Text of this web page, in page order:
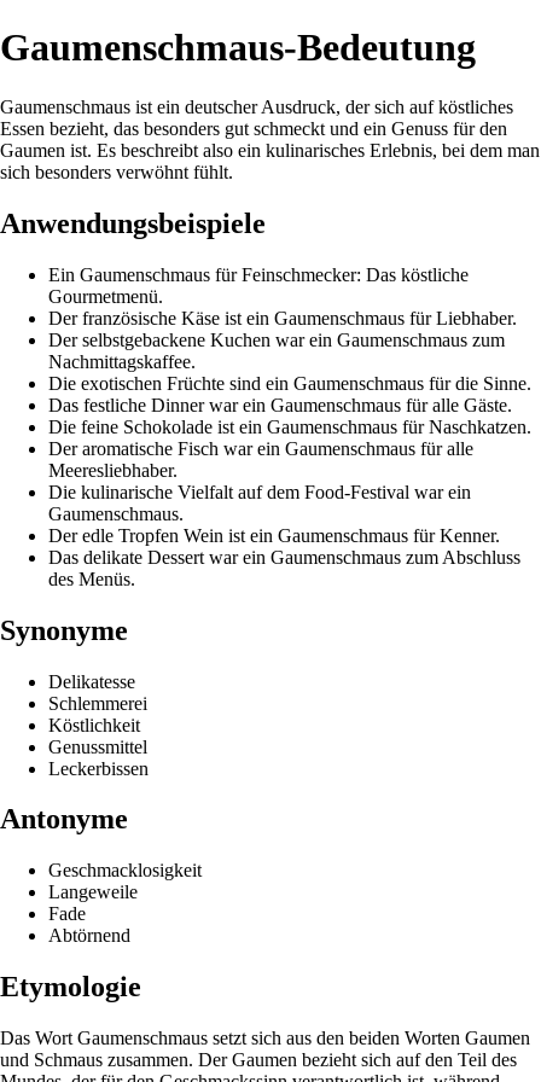
Gaumenschmaus-Bedeutung
Gaumenschmaus ist ein deutscher Ausdruck, der sich auf köstliches
Essen bezieht, das besonders gut schmeckt und ein Genuss für den
Gaumen ist. Es beschreibt also ein kulinarisches Erlebnis, bei dem man
sich besonders verwöhnt fühlt.
Anwendungsbeispiele
Ein Gaumenschmaus für Feinschmecker: Das köstliche
Gourmetmenü.
Der französische Käse ist ein Gaumenschmaus für Liebhaber.
Der selbstgebackene Kuchen war ein Gaumenschmaus zum
Nachmittagskaffee.
Die exotischen Früchte sind ein Gaumenschmaus für die Sinne.
Das festliche Dinner war ein Gaumenschmaus für alle Gäste.
Die feine Schokolade ist ein Gaumenschmaus für Naschkatzen.
Der aromatische Fisch war ein Gaumenschmaus für alle
Meeresliebhaber.
Die kulinarische Vielfalt auf dem Food-Festival war ein
Gaumenschmaus.
Der edle Tropfen Wein ist ein Gaumenschmaus für Kenner.
Das delikate Dessert war ein Gaumenschmaus zum Abschluss
des Menüs.
Synonyme
Delikatesse
Schlemmerei
Köstlichkeit
Genussmittel
Leckerbissen
Antonyme
Geschmacklosigkeit
Langeweile
Fade
Abtörnend
Etymologie
Das Wort Gaumenschmaus setzt sich aus den beiden Worten Gaumen
und Schmaus zusammen. Der Gaumen bezieht sich auf den Teil des